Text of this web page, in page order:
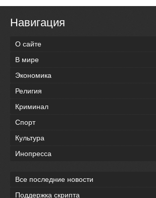
Навигация
О сайте
В мире
Экономика
Религия
Криминал
Спорт
Культура
Инопресса
Все последние новости
Поддержка скрипта